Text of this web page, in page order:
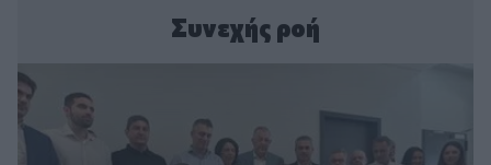
Συνεχής ροή